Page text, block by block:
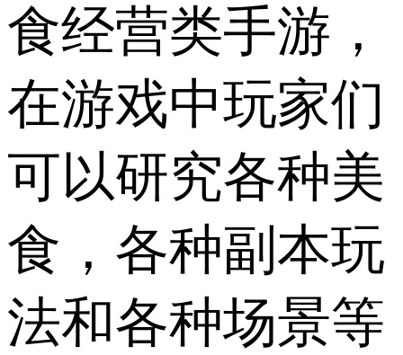
食经营类手游，
在游戏中玩家们
可以研究各种美
食，各种副本玩
法和各种场景等